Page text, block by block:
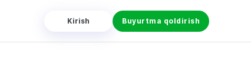
Kirish Buyurtma qoldirish